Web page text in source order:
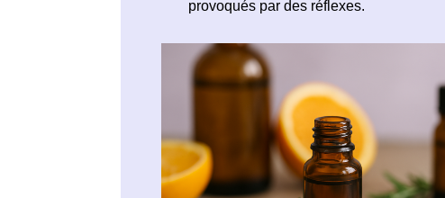
provoqués par des réflexes.